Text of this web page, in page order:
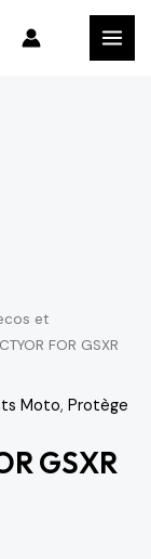
et
FOR GSXR
Moto, Protège
GSXR